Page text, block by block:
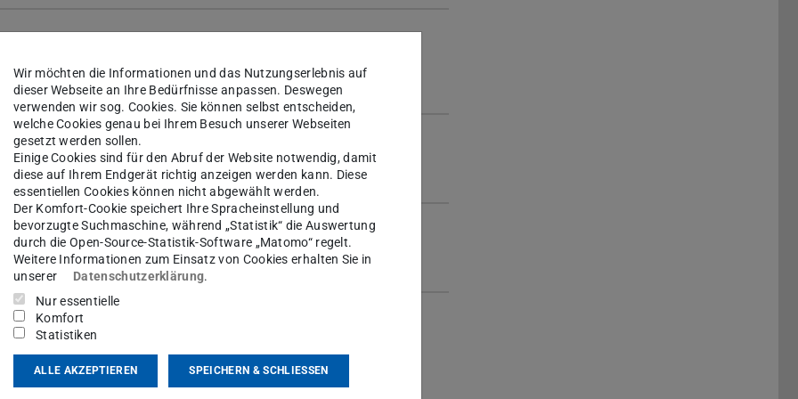
gruppiert werden und einen
als PDF.
zur Umsetzung
Wir möchten die Informationen und das Nutzungserlebnis auf
dieser Webseite an Ihre Bedürfnisse anpassen. Deswegen
verwenden wir sog. Cookies. Sie können selbst entscheiden,
welche Cookies genau bei Ihrem Besuch unserer Webseiten
gesetzt werden sollen.
Einige Cookies sind für den Abruf der Website notwendig, damit
diese auf Ihrem Endgerät richtig anzeigen werden kann. Diese
essentiellen Cookies können nicht abgewählt werden.
Der Komfort-Cookie speichert Ihre Spracheinstellung und
bevorzugte Suchmaschine, während „Statistik“ die Auswertung
durch die Open-Source-Statistik-Software „Matomo“ regelt.
Weitere Informationen zum Einsatz von Cookies erhalten Sie in
unserer
Datenschutzerklärung.
Nur essentielle
Komfort
Statistiken
ALLE AKZEPTIEREN SPEICHERN & SCHLIESSEN